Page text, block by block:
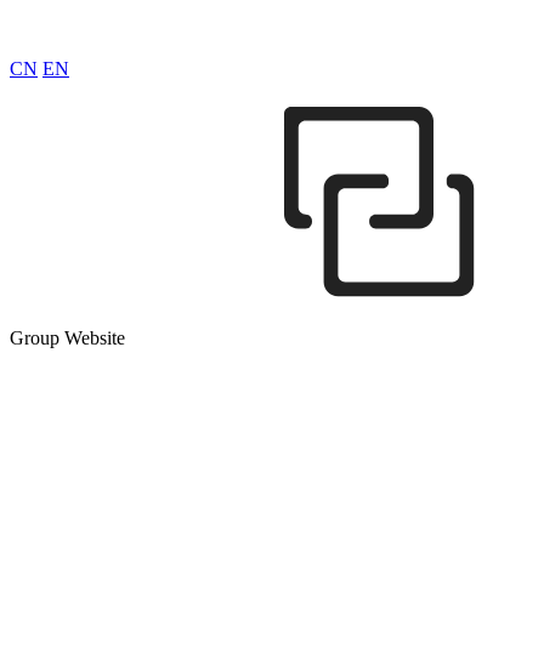
CN EN
Group Website